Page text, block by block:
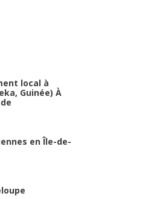
local à
Guinée) À
en Île-de-